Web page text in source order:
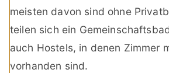
meisten davon sind ohne
teilen sich ein
auch Hostels, in denen Zimmer
vorhanden sind.